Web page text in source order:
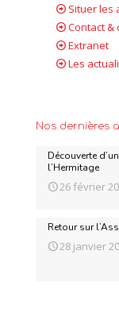
Situer les
Contact &
Extranet
Les
Nos dernières
Découverte
l’Hermitage
26 février
Retour sur
28 janvier